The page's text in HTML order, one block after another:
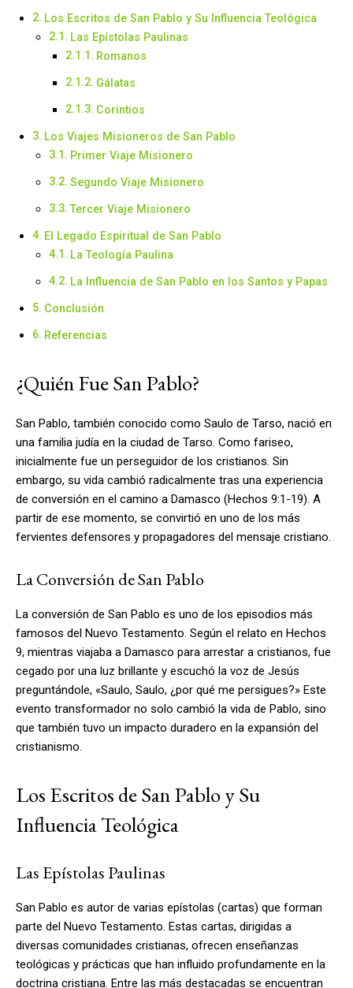
Los Escritos de San Pablo y Su Influencia Teológica
Las Epístolas Paulinas
Romanos
Gálatas
Corintios
Los Viajes Misioneros de San Pablo
Primer Viaje Misionero
Segundo Viaje Misionero
Tercer Viaje Misionero
El Legado Espiritual de San Pablo
La Teología Paulina
La Influencia de San Pablo en los Santos y Papas
Conclusión
Referencias
¿Quién Fue San Pablo?
San Pablo, también conocido como Saulo de Tarso, nació en
una familia judía en la ciudad de Tarso. Como fariseo,
inicialmente fue un perseguidor de los cristianos. Sin
embargo, su vida cambió radicalmente tras una experiencia
de conversión en el camino a Damasco (Hechos 9:1-19). A
partir de ese momento, se convirtió en uno de los más
fervientes defensores y propagadores del mensaje cristiano.
La Conversión de San Pablo
La conversión de San Pablo es uno de los episodios más
famosos del Nuevo Testamento. Según el relato en Hechos
9, mientras viajaba a Damasco para arrestar a cristianos, fue
cegado por una luz brillante y escuchó la voz de Jesús
preguntándole, «Saulo, Saulo, ¿por qué me persigues?» Este
evento transformador no solo cambió la vida de Pablo, sino
que también tuvo un impacto duradero en la expansión del
cristianismo.
Los Escritos de San Pablo y Su
Influencia Teológica
Las Epístolas Paulinas
San Pablo es autor de varias epístolas (cartas) que forman
parte del Nuevo Testamento. Estas cartas, dirigidas a
diversas comunidades cristianas, ofrecen enseñanzas
teológicas y prácticas que han influido profundamente en la
doctrina cristiana. Entre las más destacadas se encuentran